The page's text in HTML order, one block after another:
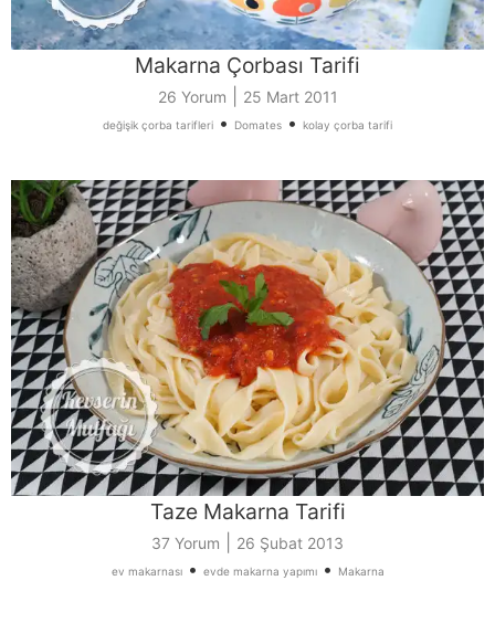
Makarna Çorbası Tarifi
26 Yorum 25 Mart 2011
değişik çorba tarifleri • Domates • kolay çorba tarifi
Taze Makarna Tarifi
37 Yorum 26 Şubat 2013
ev makarnası• evde makarna yapımı• Makarna